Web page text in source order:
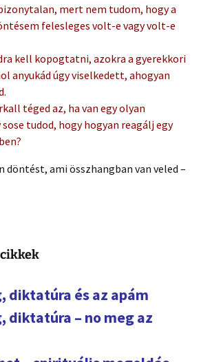
mert nem tudom, hogy a
felesleges volt-e vagy volt-e
kell kopogtatni, azokra a gyerekkori
anyukád úgy viselkedett, ahogyan
téged az, ha van egy olyan
sose tudod, hogy hogyan reagálj egy
döntést, ami összhangban van veled –
diktatúra és az apám
diktatúra – no meg az